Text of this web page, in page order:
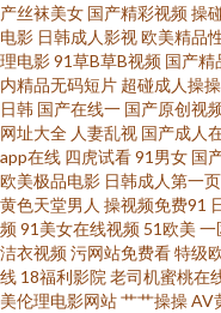
91在线视屏 老湿机欧美视频
久 国产盗摄成人一区二区 免
免费 超碰自拍97 91伊人网
五月丁香六月婷图片 日韩成
国内一级TT 国产海角社区91
产丝袜美女 国产精彩视频操
电影 日韩成人影视欧美精品
理电影91草B草B视频 国产精
内精品无码短片 超碰成人操操
日韩 国产在线一 国产原创视
网址大全 人妻乱视 国产成人
app在线 四虎试看91男女 国
欧美极品电影 日韩成人第一页
黄色天堂男人 操视频免费91
频91美女在线视频 51欧美 一
洁衣视频污网站免费看特级
线 18福利影院 老司机蜜桃在
美伦理电影网站艹艹操操AV